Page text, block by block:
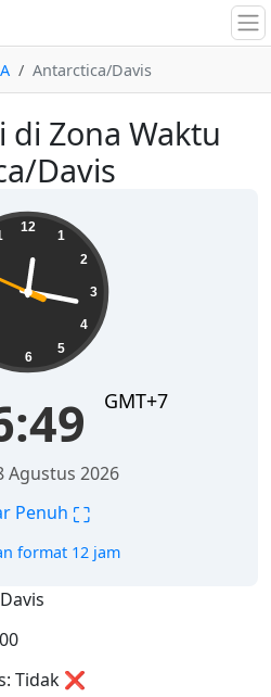
Antarctica/Davis
di Zona Waktu
Davis
12
1
2
3
4
5
6
GMT+7
Agustus 2026
Penuh ⛶
format 12 jam
Tidak ❌